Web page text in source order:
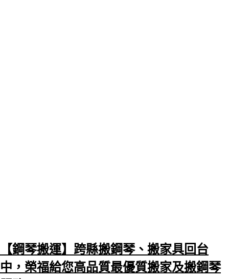
【鋼琴搬運】跨縣搬鋼琴、搬家具回台
中，榮福給您高品質最優質搬家及搬鋼琴